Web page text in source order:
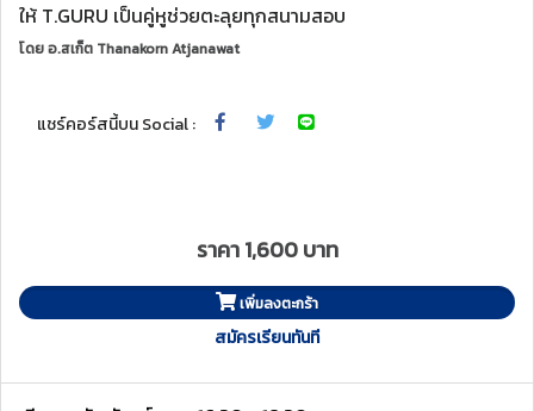
ให้ T.GURU เป็นคู่หูช่วยตะลุยทุกสนามสอบ
โดยอ.สเก็ต Thanakorn Atjanawat
แชร์คอร์สนี้บน Social :
ราคา 1,600 บาท
เพิ่มลงตะกร้า
สมัครเรียนทันที